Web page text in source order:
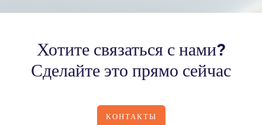
Хотите связаться с нами?
Сделайте это прямо сейчас
КОНТАКТЫ